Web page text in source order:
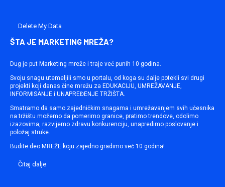
Delete My Data
ŠTA JE MARKETING MREŽA?
Dug je put Marketing mreže i traje već punih 10 godina.
Svoju snagu utemeljili smo u portalu, od koga su dalje potekli svi drugi
projekti koji danas čine mrežu za EDUKACIJU, UMREŽAVANJE,
INFORMISANJE i UNAPREĐENJE TRŽIŠTA.
Smatramo da samo zajedničkim snagama i umrežavanjem svih učesnika
na tržištu možemo da pomerimo granice, pratimo trendove, odolimo
izazovima, razvijemo zdravu konkurenciju, unapredimo poslovanje i
položaj struke.
Budite deo MREŽE koju zajedno gradimo već 10 godina!
Čitaj dalje